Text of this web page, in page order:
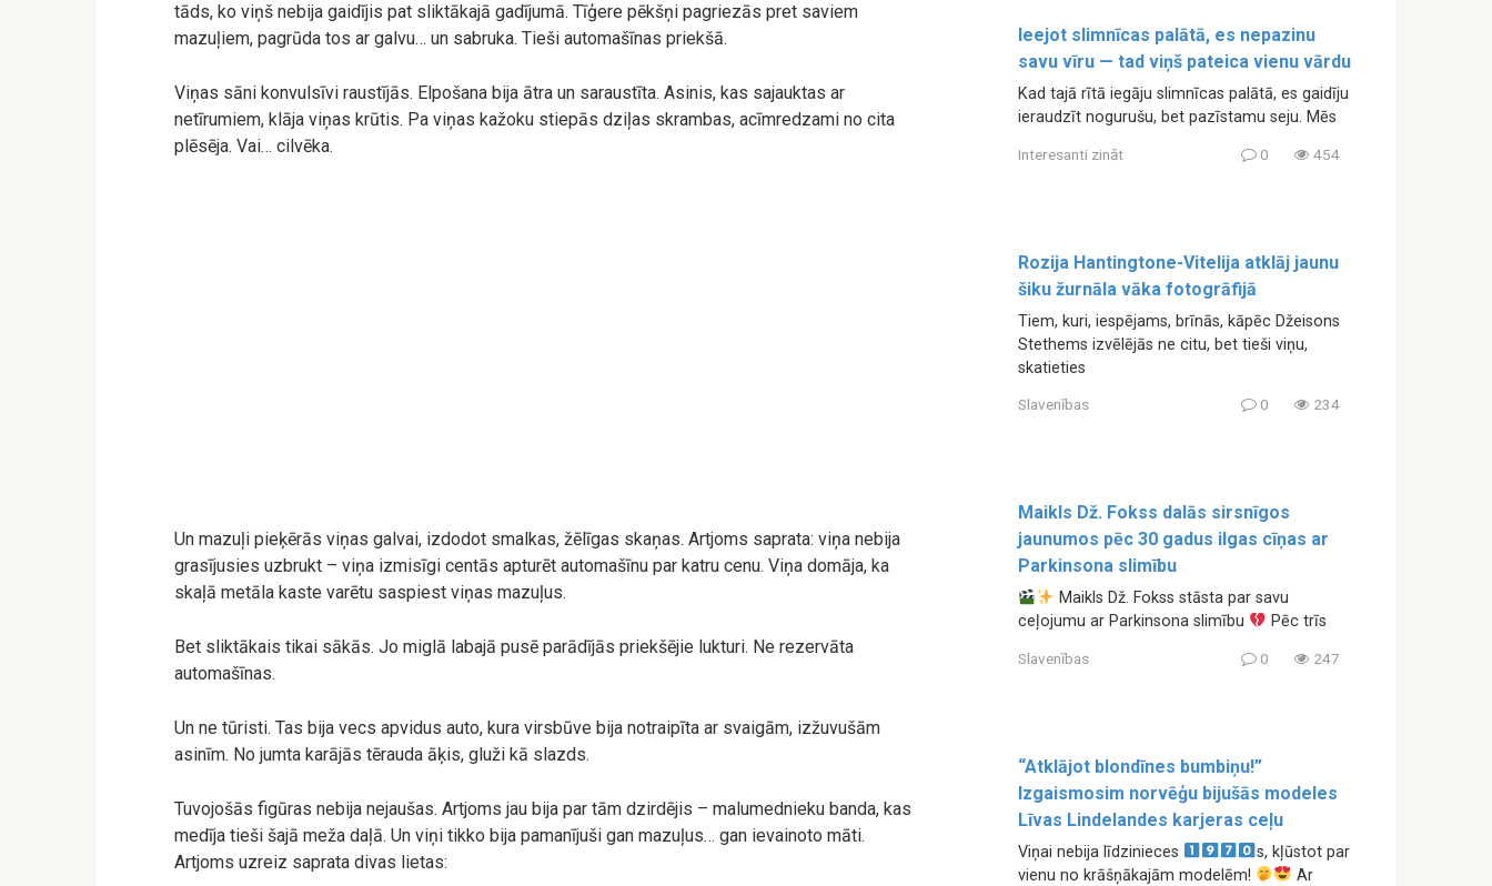
tāds, ko viņš nebija gaidījis pat sliktākajā gadījumā. Tīģere pēkšņi pagriezās pret saviem
mazuļiem, pagrūda tos ar galvu… un sabruka. Tieši automašīnas priekšā.
Viņas sāni konvulsīvi raustījās. Elpošana bija ātra un saraustīta. Asinis, kas sajauktas ar
netīrumiem, klāja viņas krūtis. Pa viņas kažoku stiepās dziļas skrambas, acīmredzami no cita
plēsēja. Vai… cilvēka.
Un mazuļi pieķērās viņas galvai, izdodot smalkas, žēlīgas skaņas. Artjoms saprata: viņa nebija
grasījusies uzbrukt – viņa izmisīgi centās apturēt automašīnu par katru cenu. Viņa domāja, ka
skaļā metāla kaste varētu saspiest viņas mazuļus.
Bet sliktākais tikai sākās. Jo miglā labajā pusē parādījās priekšējie lukturi. Ne rezervāta
automašīnas.
Un ne tūristi. Tas bija vecs apvidus auto, kura virsbūve bija notraipīta ar svaigām, izžuvušām
asinīm. No jumta karājās tērauda āķis, gluži kā slazds.
Tuvojošās figūras nebija nejaušas. Artjoms jau bija par tām dzirdējis – malumednieku banda, kas
medīja tieši šajā meža daļā. Un viņi tikko bija pamanījuši gan mazuļus… gan ievainoto māti.
Artjoms uzreiz saprata divas lietas:
Ieejot slimnīcas palātā, es nepazinu
savu vīru — tad viņš pateica vienu vārdu
Kad tajā rītā iegāju slimnīcas palātā, es gaidīju
ieraudzīt nogurušu, bet pazīstamu seju. Mēs
Interesanti zināt 0 454
Rozija Hantingtone-Vitelija atklāj jaunu
šiku žurnāla vāka fotogrāfijā
Tiem, kuri, iespējams, brīnās, kāpēc Džeisons
Stethems izvēlējās ne citu, bet tieši viņu,
skatieties
Slavenības 0 234
Maikls Dž. Fokss dalās sirsnīgos
jaunumos pēc 30 gadus ilgas cīņas ar
Parkinsona slimību
Maikls Dž. Fokss stāsta par savu
ceļojumu ar Parkinsona slimību
Pēc trīs
Slavenības 0 247
“Atklājot blondīnes bumbiņu!”
Izgaismosim norvēģu bijušās modeles
Līvas Lindelandes karjeras ceļu
Viņai nebija līdzinieces
s, kļūstot par
vienu no krāšņākajām modelēm!
Ar